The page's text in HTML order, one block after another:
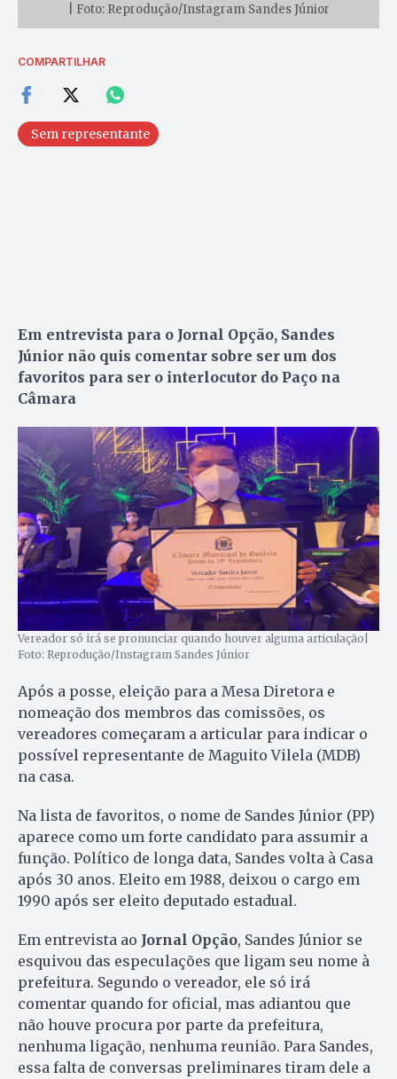
| Foto: Reprodução/Instagram Sandes Júnior
COMPARTILHAR
Sem representante
Em entrevista para o Jornal Opção, Sandes
Júnior não quis comentar sobre ser um dos
favoritos para ser o interlocutor do Paço na
Câmara
Vereador só irá se pronunciar quando houver alguma articulação|
Foto: Reprodução/Instagram Sandes Júnior
Após a posse, eleição para a Mesa Diretora e
nomeação dos membros das comissões, os
vereadores começaram a articular para indicar o
possível representante de Maguito Vilela (MDB)
na casa.
Na lista de favoritos, o nome de Sandes Júnior (PP)
aparece como um forte candidato para assumir a
função. Político de longa data, Sandes volta à Casa
após 30 anos. Eleito em 1988, deixou o cargo em
1990 após ser eleito deputado estadual.
Em entrevista ao Jornal Opção, Sandes Júnior se
esquivou das especulações que ligam seu nome à
prefeitura. Segundo o vereador, ele só irá
comentar quando for oficial, mas adiantou que
não houve procura por parte da prefeitura,
nenhuma ligação, nenhuma reunião. Para Sandes,
essa falta de conversas preliminares tiram dele a